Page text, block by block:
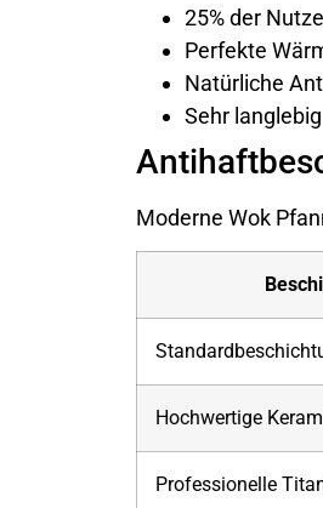
25% der
Perfekte
Natürliche
Sehr langlebig
Moderne Wok
Hochwertige
Professionelle